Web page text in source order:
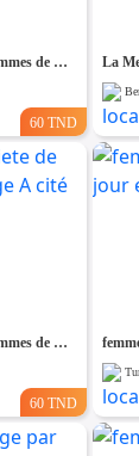
La Meilleure societe de Femmes de Ménage A Megrine
60 TND
La Meilleure societe de Femmes de Ménage A cité olympique
60 TND